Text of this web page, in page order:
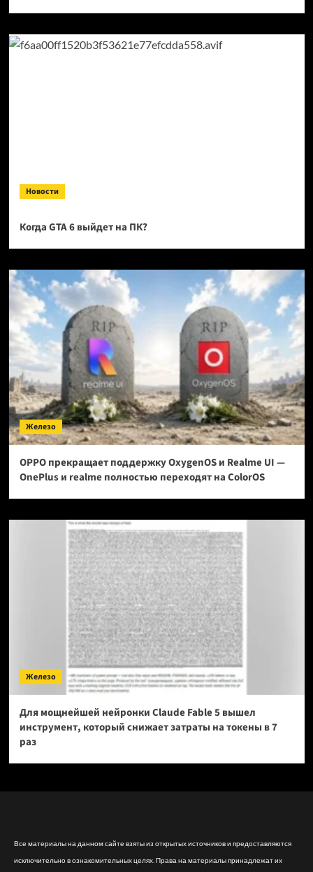
Новости
Когда GTA 6 выйдет на ПК?
Железо
OPPO прекращает поддержку OxygenOS и Realme UI —
OnePlus и realme полностью переходят на ColorOS
Железо
Для мощнейшей нейронки Claude Fable 5 вышел
инструмент, который снижает затраты на токены в 7
раз
Все материалы на данном сайте взяты из открытых источников и предоставляются
исключительно в ознакомительных целях. Права на материалы принадлежат их